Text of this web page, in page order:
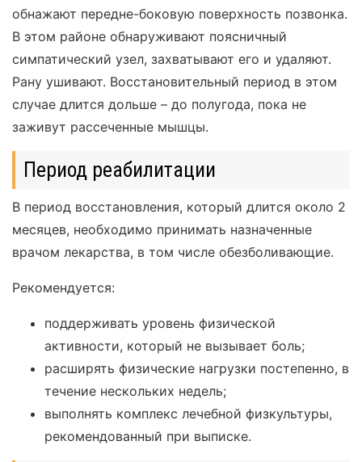
обнажают передне-боковую поверхность позвонка.
В этом районе обнаруживают поясничный
симпатический узел, захватывают его и удаляют.
Рану ушивают. Восстановительный период в этом
случае длится дольше – до полугода, пока не
заживут рассеченные мышцы.
Период реабилитации
В период восстановления, который длится около 2
месяцев, необходимо принимать назначенные
врачом лекарства, в том числе обезболивающие.
Рекомендуется:
поддерживать уровень физической
активности, который не вызывает боль;
расширять физические нагрузки постепенно, в
течение нескольких недель;
выполнять комплекс лечебной физкультуры,
рекомендованный при выписке.